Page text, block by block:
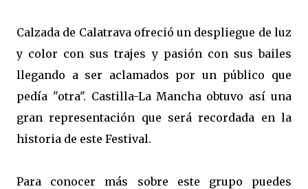
Calzada de Calatrava ofreció un despliegue de luz
y color con sus trajes y pasión con sus bailes
llegando a ser aclamados por un público que
pedía "otra". Castilla-La Mancha obtuvo así una
gran representación que será recordada en la
historia de este Festival.
Para conocer más sobre este grupo puedes